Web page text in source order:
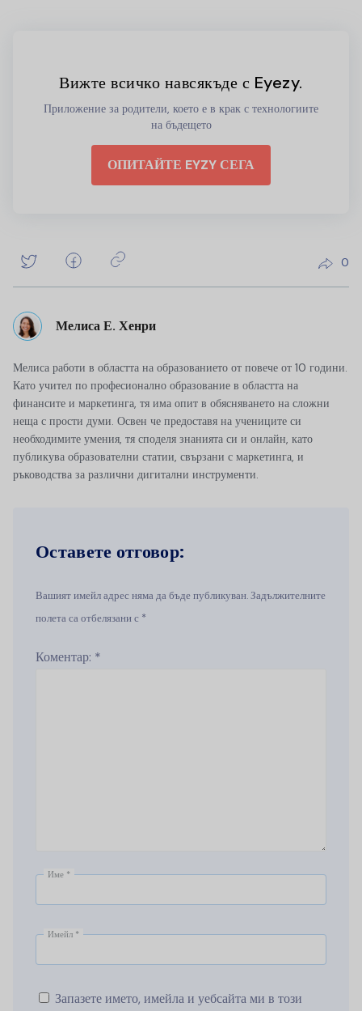
Вижте всичко навсякъде с Eyezy.
Приложение за родители, което е в крак с технологиите
на бъдещето
ОПИТАЙТЕ EYZY СЕГА
0
Мелиса Е. Хенри
Мелиса работи в областта на образованието от повече от 10 години.
Като учител по професионално образование в областта на
финансите и маркетинга, тя има опит в обясняването на сложни
неща с прости думи. Освен че предоставя на учениците си
необходимите умения, тя споделя знанията си и онлайн, като
публикува образователни статии, свързани с маркетинга, и
ръководства за различни дигитални инструменти.
Оставете отговор:
Вашият имейл адрес няма да бъде публикуван. Задължителните
полета са отбелязани с *
Коментар: *
Име *
Имейл *
Запазете името, имейла и уебсайта ми в този